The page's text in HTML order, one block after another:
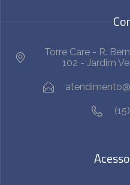
Torre Care - R.
102 - Jardim